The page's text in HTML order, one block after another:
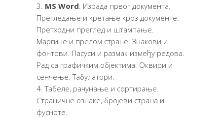
МS Word: Израда првог документа.
Прегледање и кретање кроз документе.
Претходни преглед и штампање.
Маргине и прелом стране. Знакови и
фонтови. Пасуси и размак између редова.
Рад са графичким објектима. Оквири и
сенчење. Табулатори.
Табеле, рачунање и сортирање.
Страничне ознаке, бројеви страна и
фусноте.